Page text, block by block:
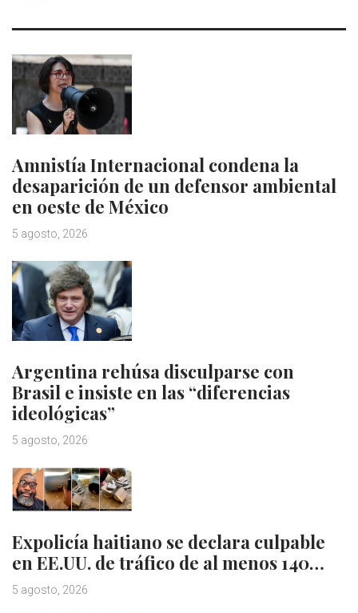
Amnistía Internacional condena la
desaparición de un defensor ambiental
en oeste de México
5 agosto, 2026
Argentina rehúsa disculparse con
Brasil e insiste en las “diferencias
ideológicas”
5 agosto, 2026
Expolicía haitiano se declara culpable
en EE.UU. de tráfico de al menos 140…
5 agosto, 2026